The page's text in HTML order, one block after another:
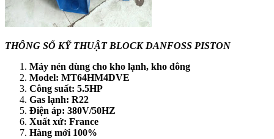
THÔNG SỐ KỸ THUẬT BLOCK DANFOSS PISTON
Máy nén dùng cho kho lạnh, kho đông
Model: MT64HM4DVE
Công suất: 5.5HP
Gas lạnh: R22
Điện áp: 380V/50HZ
Xuất xứ: France
Hàng mới 100%